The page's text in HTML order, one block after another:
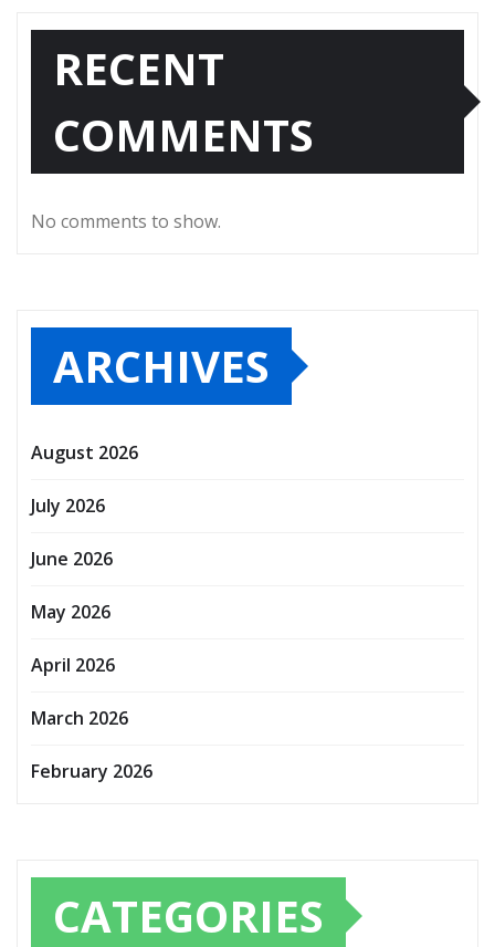
RECENT
COMMENTS
No comments to show.
ARCHIVES
August 2026
July 2026
June 2026
May 2026
April 2026
March 2026
February 2026
CATEGORIES